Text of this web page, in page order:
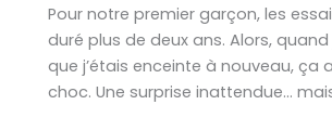
Pour notre premier garçon, les
duré plus de deux ans. Alors, quand
que j’étais enceinte à nouveau, ça
choc. Une surprise inattendue…